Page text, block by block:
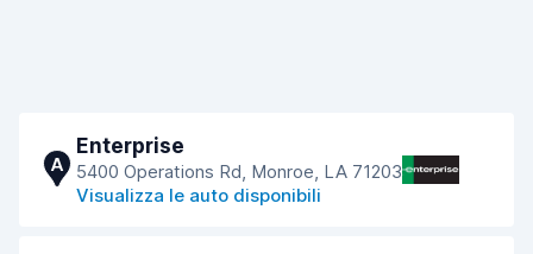
A
Enterprise
5400 Operations Rd, Monroe, LA 71203
Visualizza le auto disponibili